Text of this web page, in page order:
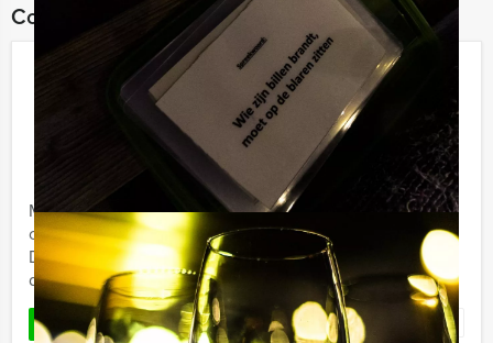
Combineer dit uitje met:
City Adventure in Leeuwarden
Vanaf€ 27,50 p.p. excl. BTW
Vanaf 12 personen ‐ 2 uur en 30 minuten
Met deze digitale speurtocht gaan jullie op
ontdekkingsreis. Elk team gaat met een tablet op pad.
De tablet leidt jullie door de stad en brengt jullie langs
de ...
LEES MEER Favoriet